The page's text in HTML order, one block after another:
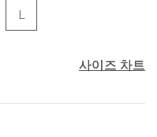
L
사이즈 차트
사이즈 차트